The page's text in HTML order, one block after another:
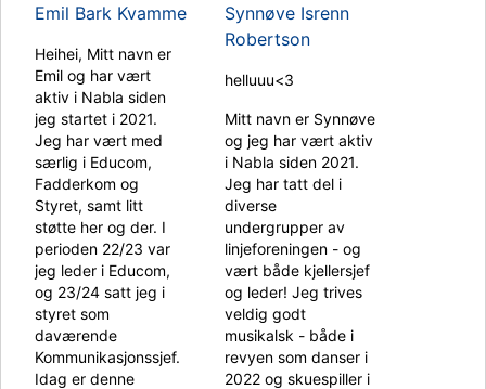
Emil Bark Kvamme
Heihei, Mitt navn er
Emil og har vært
aktiv i Nabla siden
jeg startet i 2021.
Jeg har vært med
særlig i Educom,
Fadderkom og
Styret, samt litt
støtte her og der. I
perioden 22/23 var
jeg leder i Educom,
og 23/24 satt jeg i
styret som
daværende
Kommunikasjonssjef.
Idag er denne
Synnøve Isrenn
Robertson
helluuu<3
Mitt navn er Synnøve
og jeg har vært aktiv
i Nabla siden 2021.
Jeg har tatt del i
diverse
undergrupper av
linjeforeningen - og
vært både kjellersjef
og leder! Jeg trives
veldig godt
musikalsk - både i
revyen som danser i
2022 og skuespiller i